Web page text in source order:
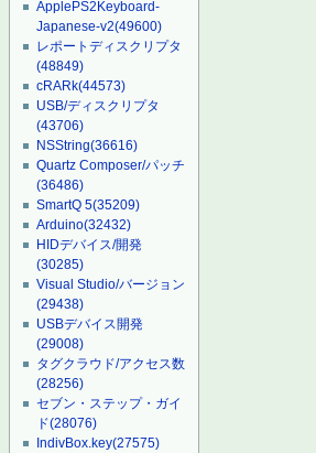
ApplePS2Keyboard-
Japanese-v2(49600)
レポートディスクリプタ
(48849)
cRARk(44573)
USB/ディスクリプタ
(43706)
NSString(36616)
Quartz Composer/パッチ
(36486)
SmartQ 5(35209)
Arduino(32432)
HIDデバイス/開発
(30285)
Visual Studio/バージョン
(29438)
USBデバイス開発
(29008)
タグクラウド/アクセス数
(28256)
セブン・ステップ・ガイ
ド(28076)
IndivBox.key(27575)